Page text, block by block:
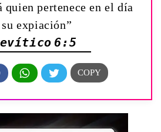
quien pertenece en el día
su expiación”
6:5